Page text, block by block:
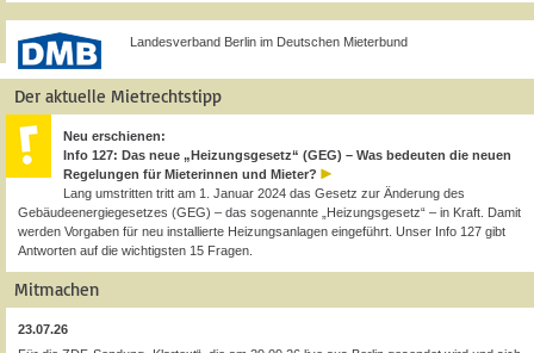
Landesverband Berlin im Deutschen Mieterbund
Der aktuelle Mietrechtstipp
Neu erschienen:
Info 127: Das neue „Heizungsgesetz“ (GEG) – Was bedeuten die neuen
Regelungen für Mieterinnen und Mieter?
Lang umstritten tritt am 1. Januar 2024 das Gesetz zur Änderung des
Gebäudeenergiegesetzes (GEG) – das sogenannte „Heizungsgesetz“ – in Kraft. Damit
werden Vorgaben für neu installierte Heizungsanlagen eingeführt. Unser Info 127 gibt
Antworten auf die wichtigsten 15 Fragen.
Mitmachen
23.07.26